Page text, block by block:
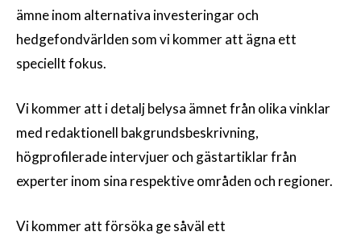
ämne inom alternativa investeringar och
hedgefondvärlden som vi kommer att ägna ett
speciellt fokus.
Vi kommer att i detalj belysa ämnet från olika vinklar
med redaktionell bakgrundsbeskrivning,
högprofilerade intervjuer och gästartiklar från
experter inom sina respektive områden och regioner.
Vi kommer att försöka ge såväl ett